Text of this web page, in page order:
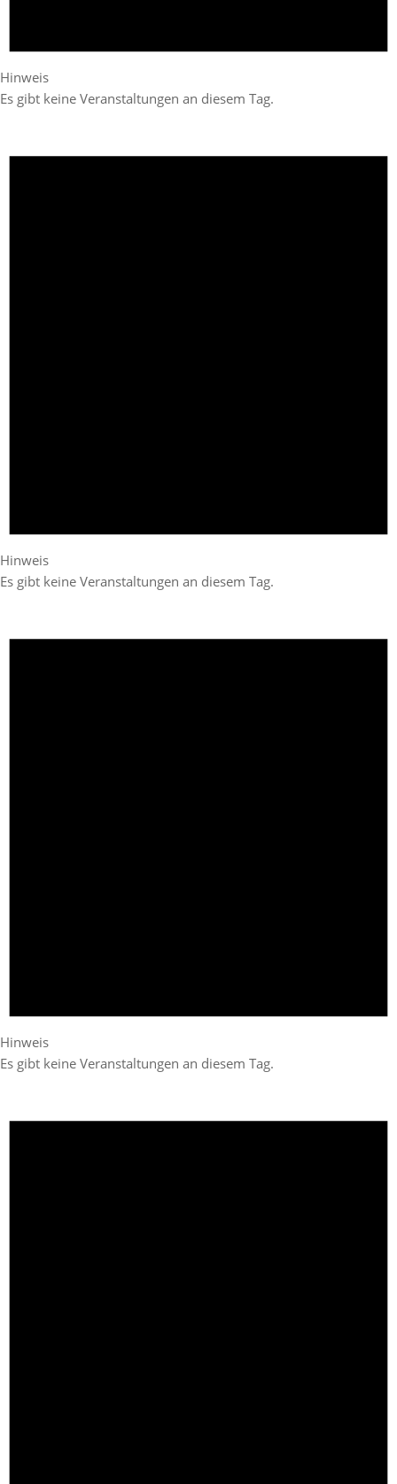
Hinweis
Es gibt keine Veranstaltungen an diesem Tag.
Hinweis
Es gibt keine Veranstaltungen an diesem Tag.
Hinweis
Es gibt keine Veranstaltungen an diesem Tag.